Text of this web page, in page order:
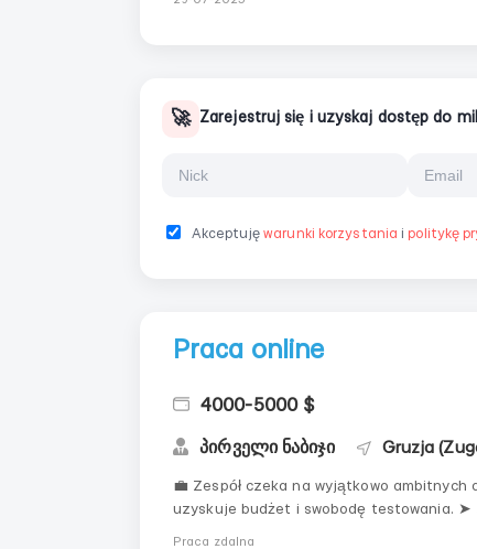
🚀 Zarejestruj się i uzyskaj dostęp do
Akceptujęwarunki korzystania i politykę
Praca online
4000-5000 $
პირველი ნაბიჯი Gruzja
💼 Zespół czeka na wyjątkowo ambitnych
uzyskuje budżet i swobodę testowania. ➤
Praca zdalna